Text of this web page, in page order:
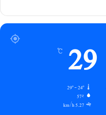
29
℃
29º - 24º
57%
5.27 km/h